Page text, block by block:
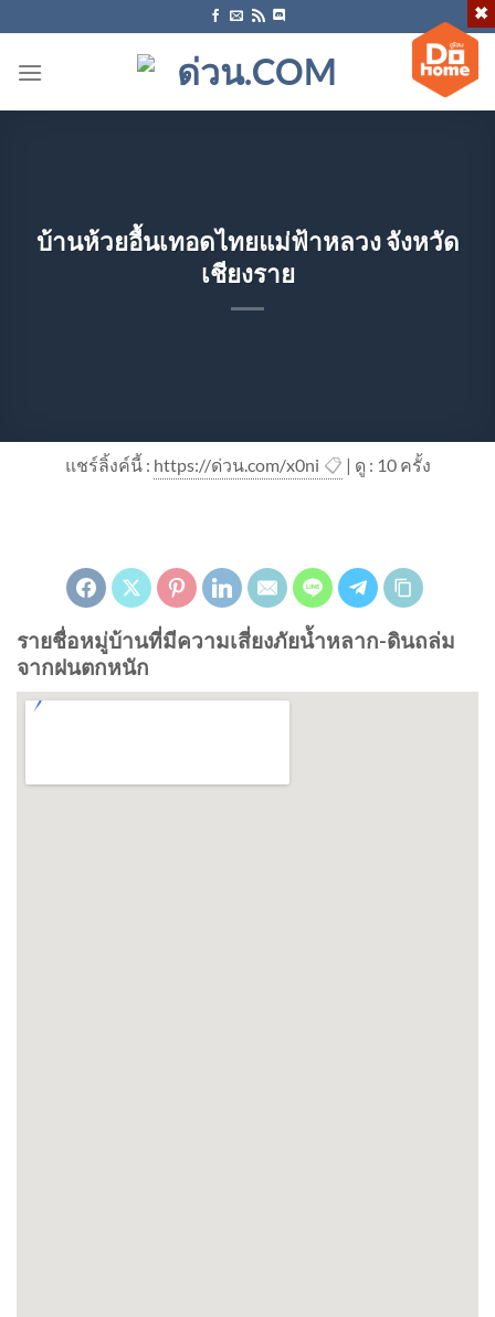
ไป
บ้านห้วยอื้นเทอดไทยแม่ฟ้าหลวง จังหวัด
เชียงราย
แชร์ลิ้งค์นี้ : https://ด่วน.com/x0ni 📋 | ดู : 10ครั้ง
รายชื่อหมู่บ้านที่มีความเสี่ยงภัยน้ำหลาก-ดินถล่ม
จากฝนตกหนัก